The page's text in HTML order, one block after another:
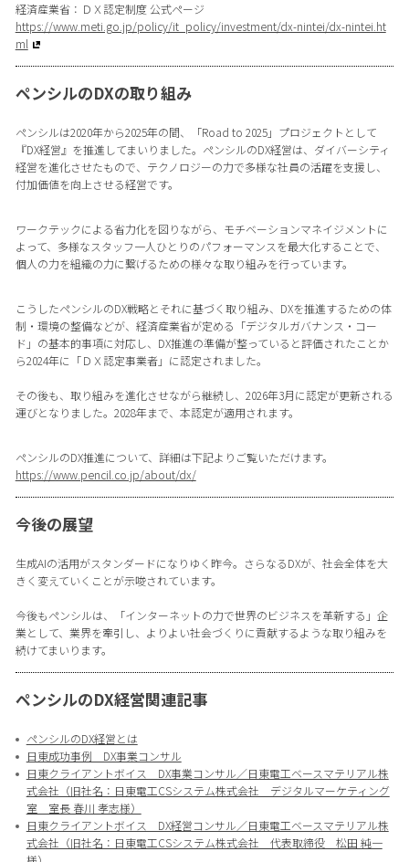
経済産業省：ＤＸ認定制度 公式ページ
https://www.meti.go.jp/policy/it_policy/investment/dx-nintei/dx-nintei.ht
ml
ペンシルのDXの取り組み
ペンシルは2020年から2025年の間、「Road to 2025」プロジェクトとして
『DX経営』を推進してまいりました。ペンシルのDX経営は、ダイバーシティ
経営を進化させたもので、テクノロジーの力で多様な社員の活躍を支援し、
付加価値を向上させる経営です。
ワークテックによる省力化を図りながら、モチベーションマネイジメントに
よって、多様なスタッフ一人ひとりのパフォーマンスを最大化することで、
個人の力を組織の力に繋げるための様々な取り組みを行っています。
こうしたペンシルのDX戦略とそれに基づく取り組み、DXを推進するための体
制・環境の整備などが、経済産業省が定める「デジタルガバナンス・コー
ド」の基本的事項に対応し、DX推進の準備が整っていると評価されたことか
ら2024年に「ＤＸ認定事業者」に認定されました。
その後も、取り組みを進化させながら継続し、2026年3月に認定が更新される
運びとなりました。2028年まで、本認定が適用されます。
ペンシルのDX推進について、詳細は下記よりご覧いただけます。
https://www.pencil.co.jp/about/dx/
今後の展望
生成AIの活用がスタンダードになりゆく昨今。さらなるDXが、社会全体を大
きく変えていくことが示唆されています。
今後もペンシルは、「インターネットの力で世界のビジネスを革新する」企
業として、業界を牽引し、よりよい社会づくりに貢献するような取り組みを
続けてまいります。
ペンシルのDX経営関連記事
ペンシルのDX経営とは
日東成功事例 DX事業コンサル
日東クライアントボイス DX事業コンサル／日東電工ベースマテリアル株
式会社（旧社名：日東電工CSシステム株式会社 デジタルマーケティング
室 室長 春川 孝志様）
日東クライアントボイス DX経営コンサル／日東電工ベースマテリアル株
式会社（旧社名：日東電工CSシステム株式会社 代表取締役 松田 純一